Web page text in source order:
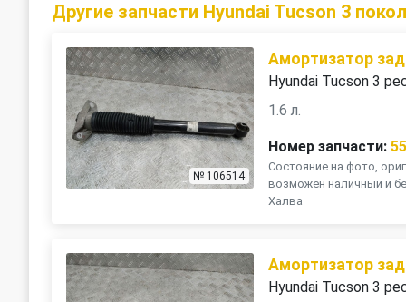
Другие запчасти Hyundai Tucson 3
№ 106514
Амортизатор
Hyundai Tucson 3
1.6 л.
Номер запчасти:
Состояние на фото,
возможен наличный и
Халва
Амортизатор
Hyundai Tucson 3